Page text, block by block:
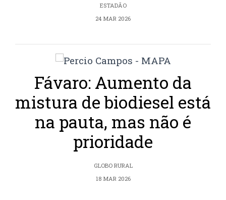
ESTADÃO
24 MAR 2026
Fávaro: Aumento da
mistura de biodiesel está
na pauta, mas não é
prioridade
GLOBO RURAL
18 MAR 2026